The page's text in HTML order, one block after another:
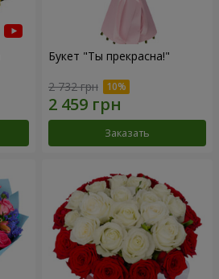
Букет "Ты прекрасна!"
2 732 грн
Заказать